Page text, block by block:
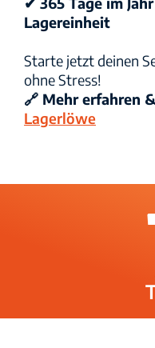
Lagereinheit
Starte jetzt deinen
ohne Stress!
🔗 Mehr erfahren
Lagerlöwe